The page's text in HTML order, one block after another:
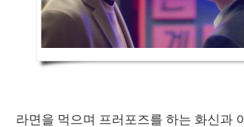
라면을 먹으며 프러포즈를 하는 화신과